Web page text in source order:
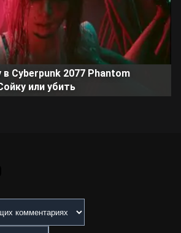
в Cyberpunk 2077 Phantom
или убить